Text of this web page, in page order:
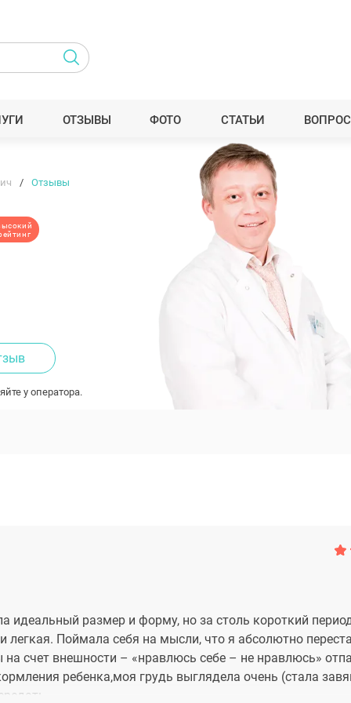
ОТЗЫВЫ ФОТО СТАТЬИ
Отзывы
у оператора.
идеальный размер и форму, но за столь короткий
легкая. Поймала себя на мысли, что я абсолютно
счет внешности – «нравлюсь себе – не нравлюсь»
ребенка,моя грудь выглядела очень (стала